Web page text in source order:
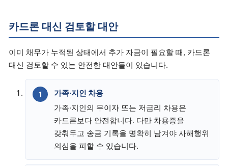
카드론 대신 검토할 대안
이미 채무가 누적된 상태에서 추가 자금이 필요할 때, 카드론
대신 검토할 수 있는 안전한 대안들이 있습니다.
가족·지인 차용
가족·지인의 무이자 또는 저금리 차용은
카드론보다 안전합니다. 다만 차용증을
갖춰두고 송금 기록을 명확히 남겨야 사해행위
의심을 피할 수 있습니다.